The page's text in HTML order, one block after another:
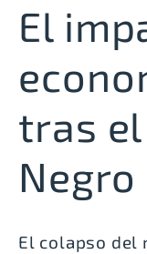
El
tras el
Negro
El colapso del